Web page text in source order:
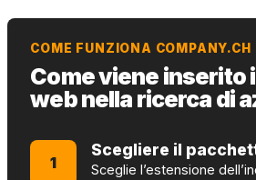
COME FUNZIONA COMPANY.CH
Come viene inserito
web nella ricerca di
1
Scegliere il
Sceglie l’estensione